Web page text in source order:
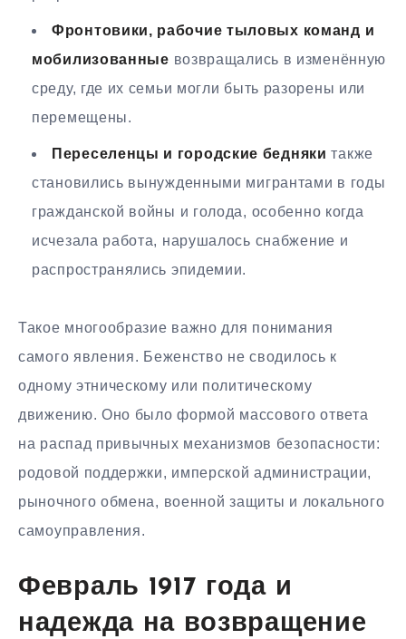
Фронтовики, рабочие тыловых команд и
мобилизованные возвращались в изменённую
среду, где их семьи могли быть разорены или
перемещены.
Переселенцы и городские бедняки также
становились вынужденными мигрантами в годы
гражданской войны и голода, особенно когда
исчезала работа, нарушалось снабжение и
распространялись эпидемии.
Такое многообразие важно для понимания
самого явления. Беженство не сводилось к
одному этническому или политическому
движению. Оно было формой массового ответа
на распад привычных механизмов безопасности:
родовой поддержки, имперской администрации,
рыночного обмена, военной защиты и локального
самоуправления.
Февраль 1917 года и
надежда на возвращение